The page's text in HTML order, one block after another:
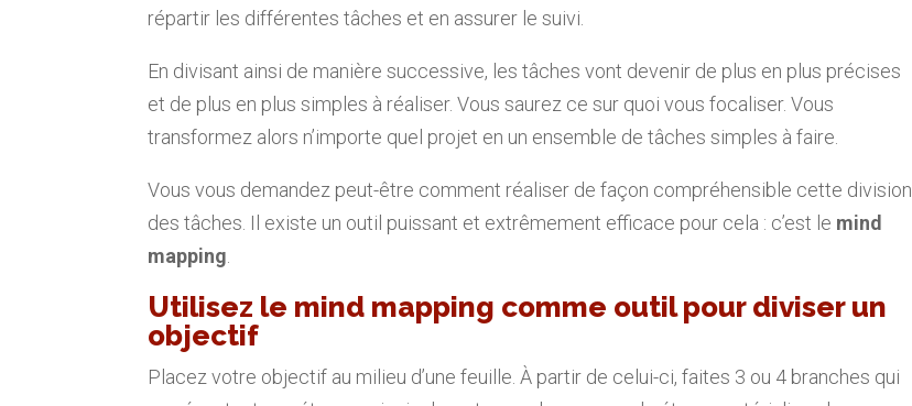
répartir les différentes tâches et en assurer le suivi.
En divisant ainsi de manière successive, les tâches vont devenir de plus en plus précises
et de plus en plus simples à réaliser. Vous saurez ce sur quoi vous focaliser. Vous
transformez alors n’importe quel projet en un ensemble de tâches simples à faire.
Vous vous demandez peut-être comment réaliser de façon compréhensible cette division
des tâches. Il existe un outil puissant et extrêmement efficace pour cela : c’est le mind
mapping
Utilisez le mind mapping comme outil pour diviser un
objectif
Placez votre objectif au milieu d’une feuille. À partir de celui-ci, faites 3 ou 4 branches qui